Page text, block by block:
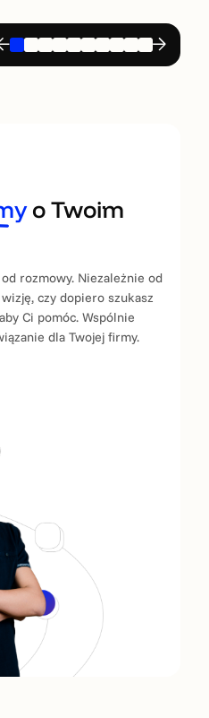
o Twoim
rozmowy. Niezależnie od
czy dopiero szukasz
Ci pomóc. Wspólnie
dla Twojej firmy.